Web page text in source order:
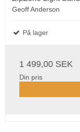
Geoff Anderson
På lager
1 499,00 SEK
Din pris